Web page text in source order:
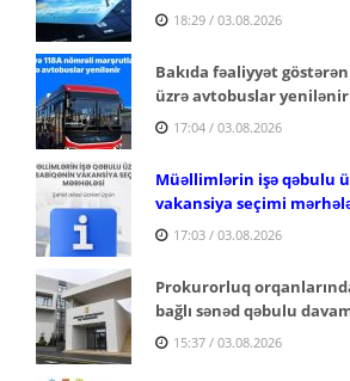
18:29 / 03.08.2026
Bakıda fəaliyyət
üzrə avtobuslar yenilənir
17:04 / 03.08.2026
Müəllimlərin işə qəbulu
vakansiya seçimi
17:03 / 03.08.2026
Prokurorluq
bağlı sənəd qəbulu
15:37 / 03.08.2026